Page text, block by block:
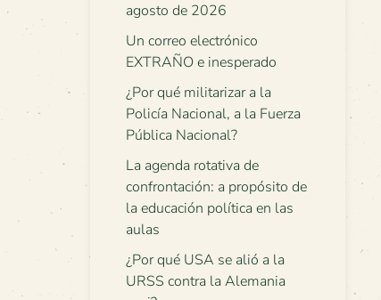
agosto de 2026
Un correo electrónico
EXTRAÑO e inesperado
¿Por qué militarizar a la
Policía Nacional, a la Fuerza
Pública Nacional?
La agenda rotativa de
confrontación: a propósito de
la educación política en las
aulas
¿Por qué USA se alió a la
URSS contra la Alemania